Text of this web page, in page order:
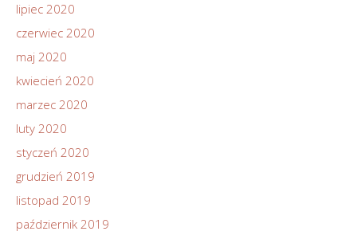
lipiec 2020
czerwiec 2020
maj 2020
kwiecień 2020
marzec 2020
luty 2020
styczeń 2020
grudzień 2019
listopad 2019
październik 2019